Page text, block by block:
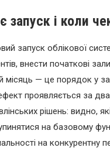
запуск і коли
запуск облікової
внести початкові
— це порядок у
проявляється за
рішень: видно,
на базовому
на конкурентну